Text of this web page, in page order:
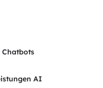
Chatbots
AI